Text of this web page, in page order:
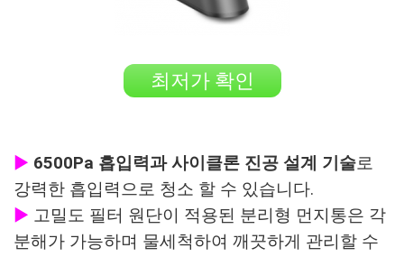
최저가 확인
▶ 6500Pa 흡입력과 사이클론 진공 설계 기술로
강력한 흡입력으로 청소 할 수 있습니다.
▶ 고밀도 필터 원단이 적용된 분리형 먼지통은 각
분해가 가능하며 물세척하여 깨끗하게 관리할 수